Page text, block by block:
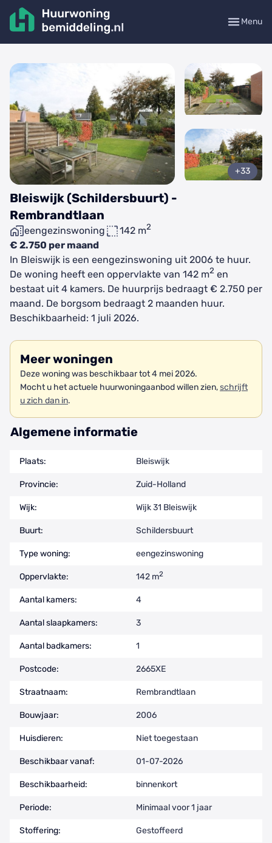
Menu
Bleiswijk (Schildersbuurt) -
Rembrandtlaan
eengezinswoning 142 m2
€ 2.750 per maand
+33
In Bleiswijk is een eengezinswoning uit 2006 te huur.
De woning heeft een oppervlakte van 142 m2 en
bestaat uit 4 kamers. De huurprijs bedraagt € 2.750 per
maand. De borgsom bedraagt 2 maanden huur.
Beschikbaarheid: 1 juli 2026.
Meer woningen
Deze woning was beschikbaar tot 4 mei 2026.
Mocht u het actuele huurwoningaanbod willen zien,schrijft
u zich dan in.
Algemene informatie
Plaats: Bleiswijk
Provincie: Zuid-Holland
Wijk: Wijk 31 Bleiswijk
Buurt: Schildersbuurt
Type woning: eengezinswoning
Oppervlakte: 142 m2
Aantal kamers: 4
Aantal slaapkamers: 3
Aantal badkamers: 1
Postcode: 2665XE
Straatnaam: Rembrandtlaan
Bouwjaar: 2006
Huisdieren: Niet toegestaan
Beschikbaar vanaf: 01-07-2026
Beschikbaarheid: binnenkort
Periode: Minimaal voor 1 jaar
Stoffering: Gestoffeerd